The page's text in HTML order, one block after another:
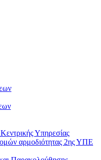
Υπηρεσίας
αρμοδιότητας 2ης ΥΠΕ